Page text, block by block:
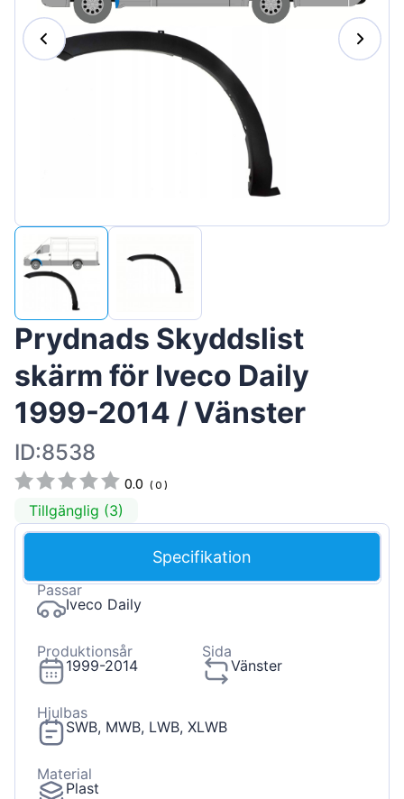
Magyar
Hrvatski
Português
Slovenian
Slovenčina
Prydnads Skyddslist
skärm för Iveco Daily
1999-2014 / Vänster
ID:8538
0.0 (0 )
Tillgänglig (3)
Specifikation
Passar
Iveco Daily
Produktionsår
1999-2014
Sida
Vänster
Hjulbas
SWB, MWB, LWB, XLWB
Material
Plast